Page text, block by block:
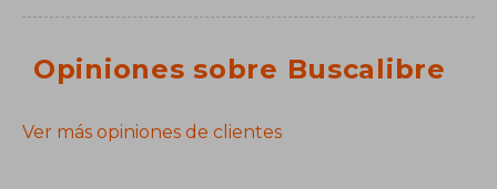
Opiniones sobre Buscalibre
Ver más opiniones de clientes